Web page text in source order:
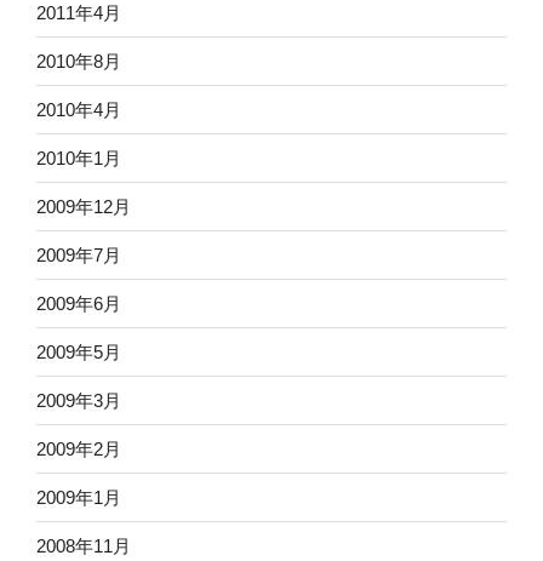
2011年4月
2010年8月
2010年4月
2010年1月
2009年12月
2009年7月
2009年6月
2009年5月
2009年3月
2009年2月
2009年1月
2008年11月